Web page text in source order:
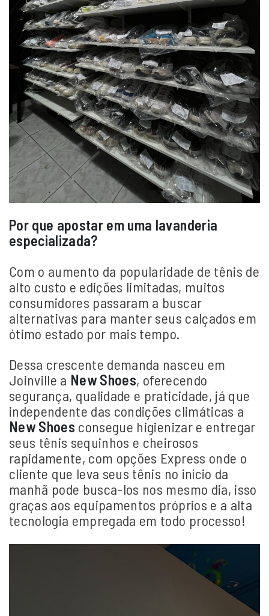
Por que apostar em uma lavanderia
especializada?
Com o aumento da popularidade de tênis de
alto custo e edições limitadas, muitos
consumidores passaram a buscar
alternativas para manter seus calçados em
ótimo estado por mais tempo.
Dessa crescente demanda nasceu em
Joinville a New Shoes, oferecendo
segurança, qualidade e praticidade, já que
independente das condições climáticas a
New Shoes consegue higienizar e entregar
seus tênis sequinhos e cheirosos
rapidamente, com opções Express onde o
cliente que leva seus tênis no início da
manhã pode busca-los nos mesmo dia, isso
graças aos equipamentos próprios e a alta
tecnologia empregada em todo processo!